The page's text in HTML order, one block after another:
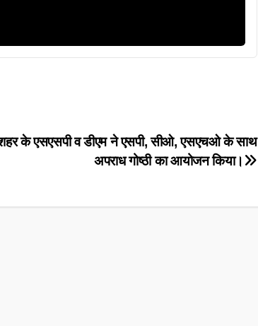
के एसएसपी व डीएम ने एसपी, सीओ, एसएचओ के साथ
अपराध गोष्ठी का आयोजन किया।